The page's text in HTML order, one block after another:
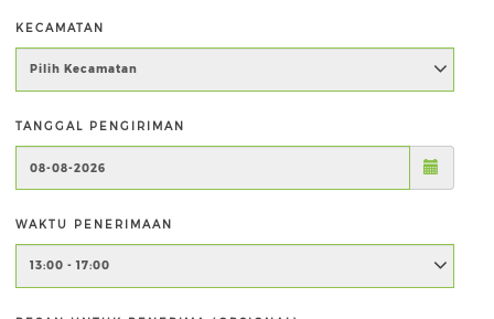
KECAMATAN
TANGGAL PENGIRIMAN
WAKTU PENERIMAAN